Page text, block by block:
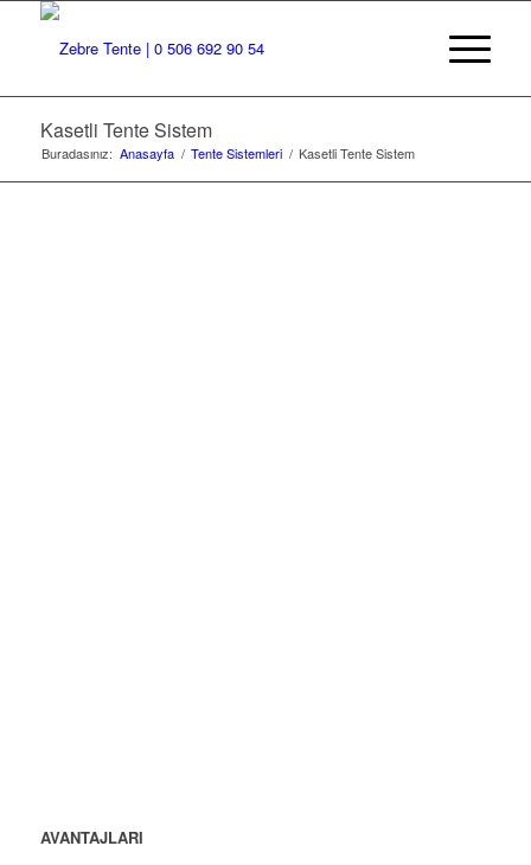
Kasetli Tente Sistem
Buradasınız: Anasayfa / Tente Sistemleri / Kasetli Tente Sistem
KASETLI TENTE
AVANTAJLARI